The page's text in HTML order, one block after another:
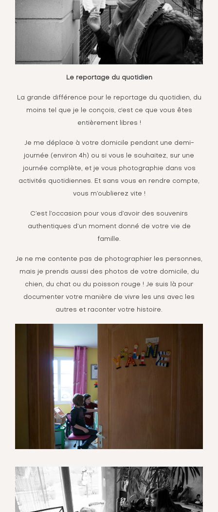
Le reportage du quotidien
La grande différence pour le reportage du quotidien, du
moins tel que je le conçois, c’est ce que vous êtes
entièrement libres !
Je me déplace à votre domicile pendant une demi-
journée (environ 4h) ou si vous le souhaitez, sur une
journée complète, et je vous photographie dans vos
activités quotidiennes. Et sans vous en rendre compte,
vous m’oublierez vite !
C’est l’occasion pour vous d’avoir des souvenirs
authentiques d’un moment donné de votre vie de
famille.
Je ne me contente pas de photographier les personnes,
mais je prends aussi des photos de votre domicile, du
chien, du chat ou du poisson rouge ! Je suis là pour
documenter votre manière de vivre les uns avec les
autres et raconter votre histoire.